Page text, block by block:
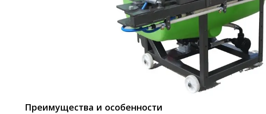
Преимущества и особенности